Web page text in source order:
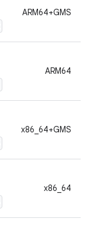
‫ARM64+GMS
ARM64
‫x86_64+GMS
x86_64